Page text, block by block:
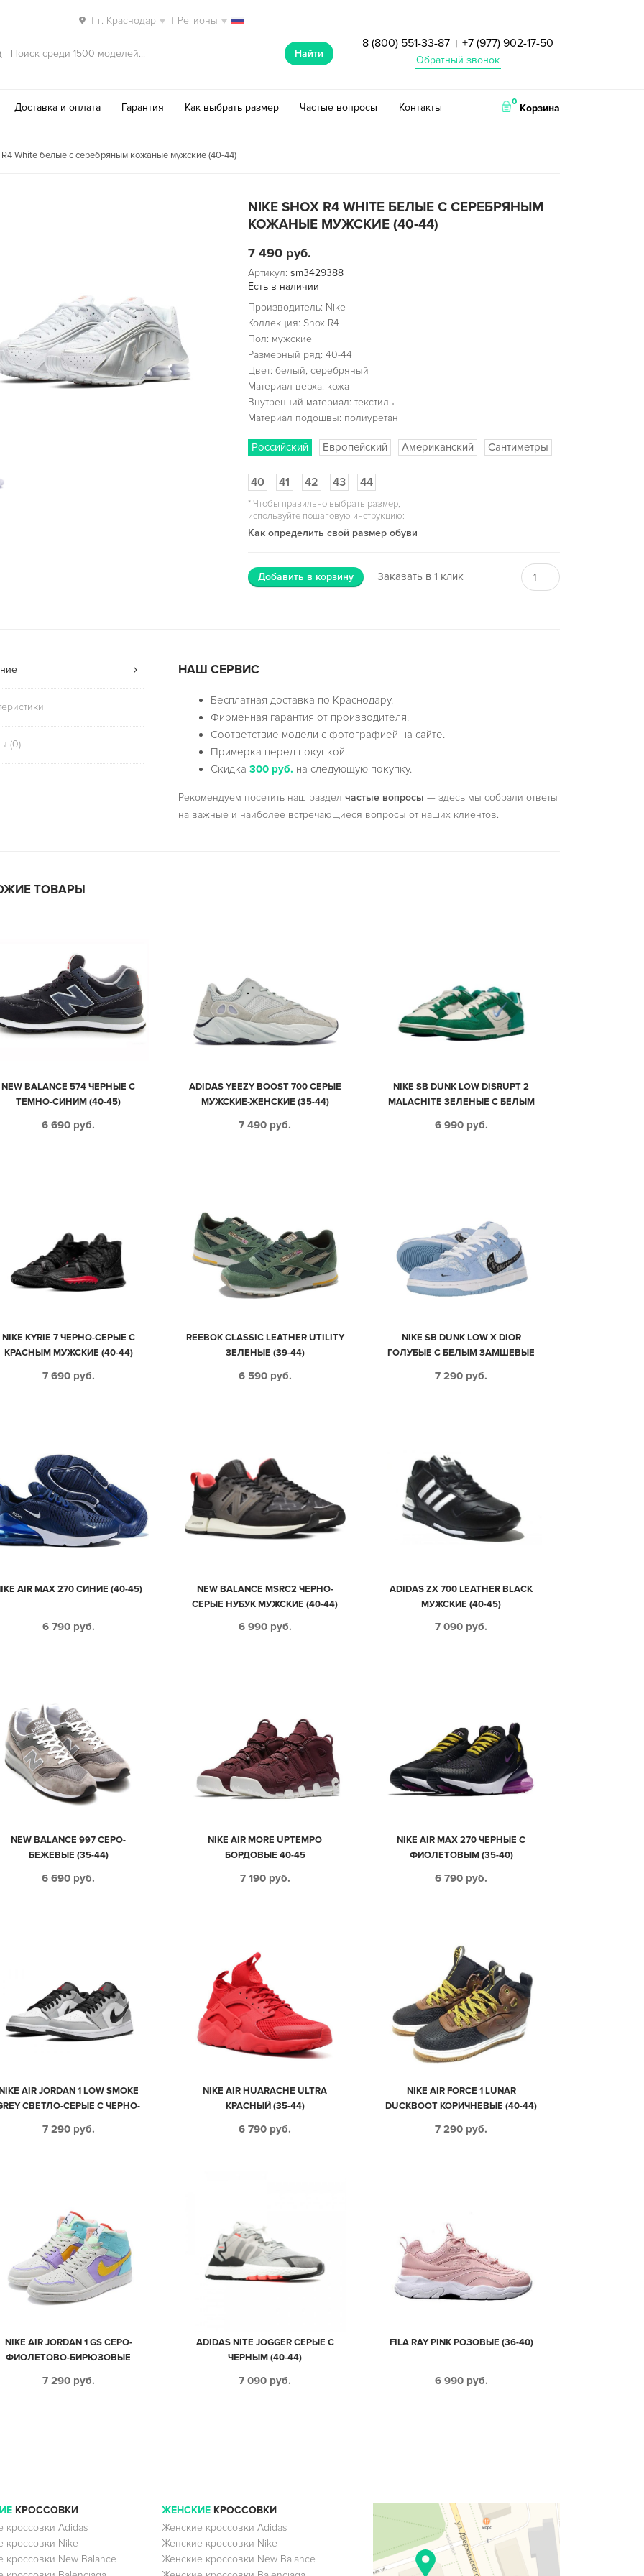
| г. Краснодар | Регионы
Найти
8 (800) 551-33-87 | +7 (977) 902-17-50
Обратный звонок
Доставка и оплата Гарантия Как выбрать размер Частые вопросы Контакты 0
Корзина
White белые с серебряным кожаные мужские (40-44)
NIKE SHOX R4 WHITE БЕЛЫЕ С СЕРЕБРЯНЫМ
КОЖАНЫЕ МУЖСКИЕ (40-44)
7 490 руб.
Артикул: sm3429388
Есть в наличии
Производитель: Nike
Коллекция: Shox R4
Пол: мужские
Размерный ряд: 40-44
Цвет: белый, серебряный
Материал верха: кожа
Внутренний материал: текстиль
Материал подошвы: полиуретан
Российский Европейский Американский Сантиметры
40 41 42 43 44
*Чтобы правильно выбрать размер,
используйте пошаговую инструкцию:
Как определить свой размер обуви
Добавить в корзину Заказать в 1 клик
(0)
НАШ СЕРВИС
Бесплатная доставка по Краснодару.
Фирменная гарантия от производителя.
Соответствие модели с фотографией на сайте.
Примерка перед покупкой.
Скидка300 руб. на следующую покупку.
Рекомендуем посетить наш разделчастые вопросы — здесь мы собрали ответы
на важные и наиболее встречающиеся вопросы от наших клиентов.
ТОВАРЫ
NEW BALANCE 574 ЧЕРНЫЕ С
ТЕМНО-СИНИМ (40-45)
6 690 руб.
ADIDAS YEEZY BOOST 700 СЕРЫЕ
МУЖСКИЕ-ЖЕНСКИЕ (35-44)
7 490 руб.
NIKE SB DUNK LOW DISRUPT 2
MALACHITE ЗЕЛЕНЫЕ С БЕЛЫМ
6 990 руб.
NIKE KYRIE 7 ЧЕРНО-СЕРЫЕ С
КРАСНЫМ МУЖСКИЕ (40-44)
7 690 руб.
REEBOK CLASSIC LEATHER UTILITY
ЗЕЛЕНЫЕ (39-44)
6 590 руб.
NIKE SB DUNK LOW X DIOR
ГОЛУБЫЕ С БЕЛЫМ ЗАМШЕВЫЕ
7 290 руб.
AIR MAX 270 СИНИЕ (40-45)
6 790 руб.
NEW BALANCE MSRC2 ЧЕРНО-
СЕРЫЕ НУБУК МУЖСКИЕ (40-44)
6 990 руб.
ADIDAS ZX 700 LEATHER BLACK
МУЖСКИЕ (40-45)
7 090 руб.
NEW BALANCE 997 СЕРО-
БЕЖЕВЫЕ (35-44)
6 690 руб.
NIKE AIR MORE UPTEMPO
БОРДОВЫЕ 40-45
7 190 руб.
NIKE AIR MAX 270 ЧЕРНЫЕ С
ФИОЛЕТОВЫМ (35-40)
6 790 руб.
AIR JORDAN 1 LOW SMOKE
СВЕТЛО-СЕРЫЕ С ЧЕРНО-
ЖЕНСКИЕ (35-44)
7 290 руб.
NIKE AIR HUARACHE ULTRA
КРАСНЫЙ (35-44)
6 790 руб.
NIKE AIR FORCE 1 LUNAR
DUCKBOOT КОРИЧНЕВЫЕ (40-44)
7 290 руб.
NIKE AIR JORDAN 1 GS СЕРО-
ФИОЛЕТОВО-БИРЮЗОВЫЕ
7 290 руб.
ADIDAS NITE JOGGER СЕРЫЕ С
ЧЕРНЫМ (40-44)
7 090 руб.
FILA RAY PINK РОЗОВЫЕ (36-40)
6 990 руб.
КРОССОВКИ
кроссовки Adidas
кроссовки Nike
кроссовки New Balance
ЖЕНСКИЕКРОССОВКИ
Женские кроссовки Adidas
Женские кроссовки Nike
Женские кроссовки New Balance